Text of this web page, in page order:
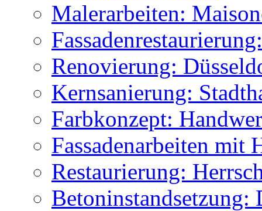
Malerarbeiten:
Renovierung:
Kernsanierung:
Farbkonzept:
Fassadenarbeiten mit
Restaurierung:
Betoninstandsetzung: